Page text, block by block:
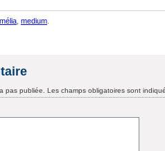
medium
pas publiée. Les champs obligatoires sont